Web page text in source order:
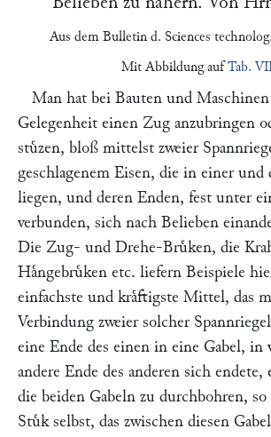
Aus dem Bulletin d. Sciences technolog
Mit Abbildung aufTab.
Man hat bei Bauten und
Gelegenheit einen Zug anzubringen
stuͤzen, bloß mittelst zweier
geschlagenem Eisen, die in einer und
liegen, und deren Enden, fest unter
verbunden, sich nach Belieben
Die Zug- und Drehe-Bruͤken, die
Haͤngebruͤken etc. liefern Beispiele
einfachste und kraͤftigste Mittel, das
Verbindung zweier solcher
eine Ende des einen in eine Gabel, in
andere Ende des anderen sich endete,
die beiden Gabeln zu durchbohren, so
Stuͤk selbst, das zwischen diesen